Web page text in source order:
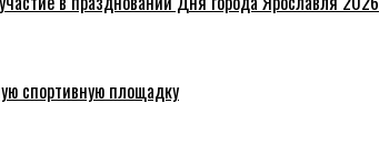
спортивную площадку